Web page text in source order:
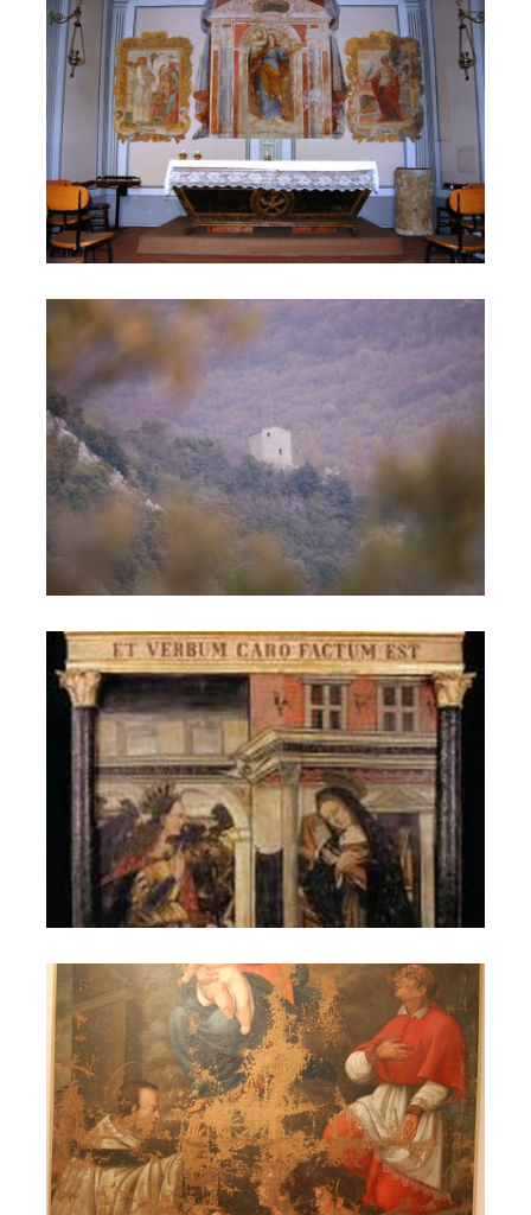
L'Eremo dell'Acquarella 2
Luca Bartolomeo delle Fibbie
Madonna con San Carlo Borromeo